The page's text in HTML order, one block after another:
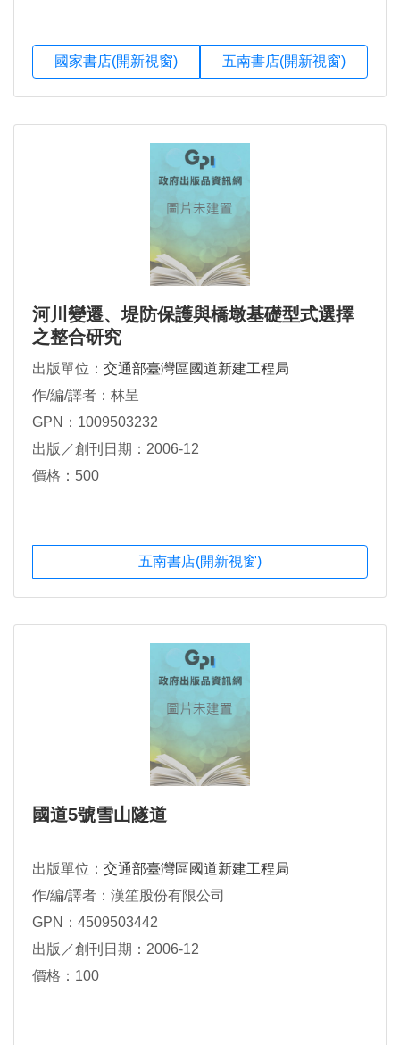
國家書店(開新視窗) 五南書店(開新視窗)
河川變遷、堤防保護與橋墩基礎型式選擇
之整合研究
出版單位： 交通部臺灣區國道新建工程局
作/編/譯者：林呈
GPN：1009503232
出版／創刊日期：2006-12
價格：500
五南書店(開新視窗)
國道5號雪山隧道
出版單位： 交通部臺灣區國道新建工程局
作/編/譯者：漢笙股份有限公司
GPN：4509503442
出版／創刊日期：2006-12
價格：100